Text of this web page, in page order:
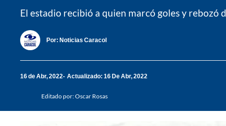
El estadio recibió a quien marcó goles y
Por: Noticias Caracol
16 de Abr, 2022 Actualizado: 16 De Abr, 2022
Editado por:Oscar Rosas